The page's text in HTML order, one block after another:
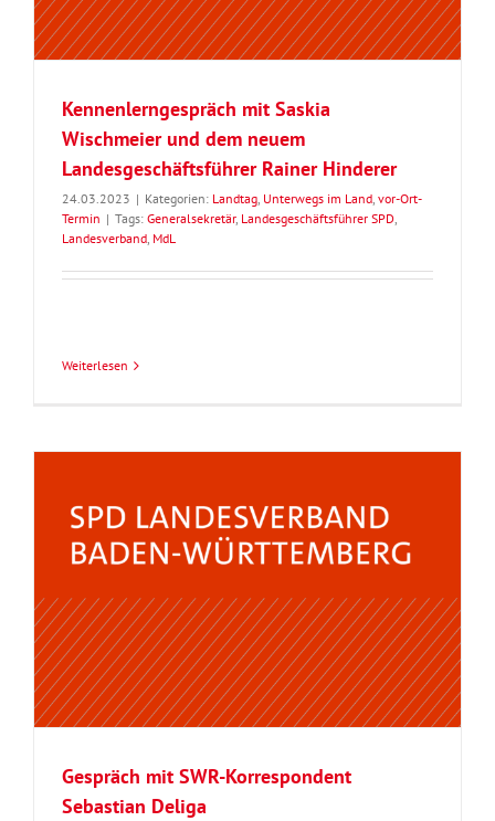
Kennenlerngespräch mit Saskia
Wischmeier und dem neuem
Landesgeschäftsführer Rainer Hinderer
24.03.2023 | Kategorien: Landtag, Unterwegs im Land, vor-Ort-
Termin | Tags: Generalsekretär, Landesgeschäftsführer SPD,
Landesverband, MdL
Weiterlesen
Gespräch mit SWR-Korrespondent
Sebastian Deliga